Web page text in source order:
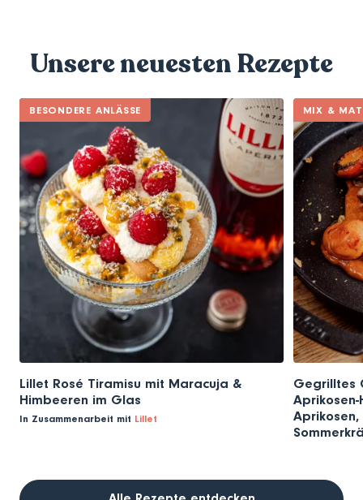
Unsere neuesten Rezepte
BESONDERE ANLÄSSE
Lillet Rosé Tiramisu mit Maracuja &
Himbeeren im Glas
In Zusammenarbeit mit Lillet
MIX &
Gegrilltes
Aprikosen,